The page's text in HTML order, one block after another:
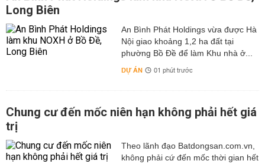
Long Biên
An Bình Phát Holdings vừa được Hà
Nội giao khoảng 1,2 ha đất tại
phường Bồ Đề để làm Khu nhà ở...
DỰ ÁN 01 phút trước
Chung cư đến mốc niên hạn không phải hết giá
trị
Theo lãnh đạo Batdongsan.com.vn,
không phải cứ đến mốc thời gian hết